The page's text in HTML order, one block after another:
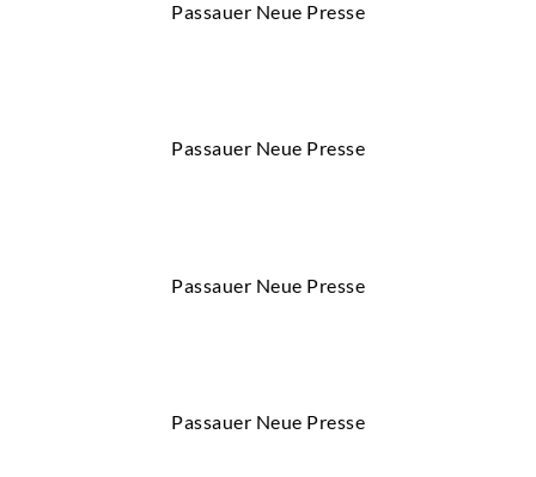
Passauer Neue Presse
Passauer Neue Presse
Passauer Neue Presse
Passauer Neue Presse